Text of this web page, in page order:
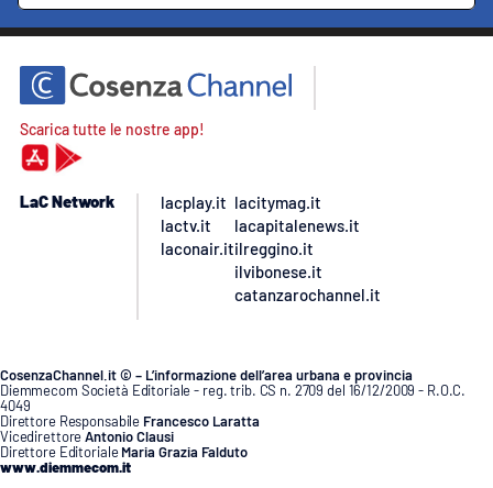
Scarica tutte le nostre app!
LaC Network
lacplay.it
lactv.it
laconair.it
lacitymag.it
lacapitalenews.it
ilreggino.it
ilvibonese.it
catanzarochannel.it
CosenzaChannel.it © – L’informazione dell’area urbana e provincia
Diemmecom Società Editoriale - reg. trib. CS n. 2709 del 16/12/2009 - R.O.C.
4049
Direttore Responsabile Francesco Laratta
VicedirettoreAntonio Clausi
Direttore Editoriale Maria Grazia Falduto
www.diemmecom.it